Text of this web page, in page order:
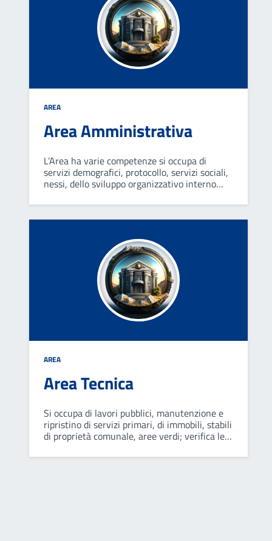
AREA
Area Amministrativa
L’Area ha varie competenze si occupa di
servizi demografici, protocollo, servizi sociali,
nessi, dello sviluppo organizzativo interno
organi di governo e alle altre strutture
dell'ente.
AREA
Area Tecnica
Si occupa di lavori pubblici, manutenzione e
ripristino di servizi primari, di immobili, stabili
di proprietà comunale, aree verdi; verifica le
nuove costruzioni o per la ristrutturazione di